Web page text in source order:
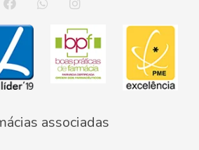
associadas